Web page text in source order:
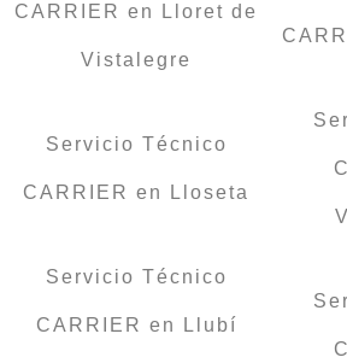
CARRIER en Lloret de
Vistalegre
Servicio Técnico
CARRIER en Lloseta
Servicio Técnico
CARRIER en Llubí